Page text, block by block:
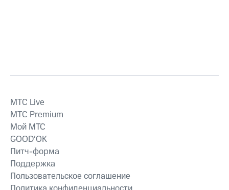
MTС Live
MTС Premium
Мой МТС
GOOD’OK
Питч-форма
Поддержка
Пользовательское соглашение